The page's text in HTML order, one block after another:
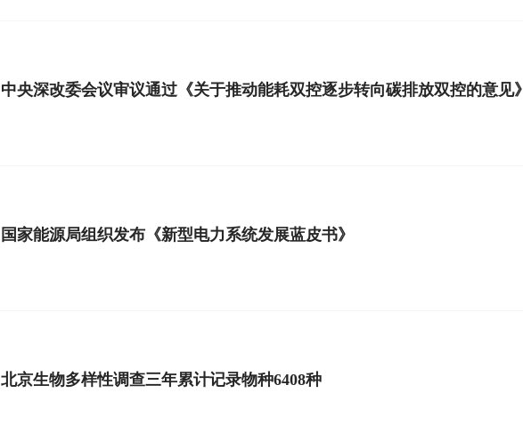
中央深改委会议审议通过《关于推动能耗双控逐步转向碳排放双控的意见》
国家能源局组织发布《新型电力系统发展蓝皮书》
北京生物多样性调查三年累计记录物种6408种